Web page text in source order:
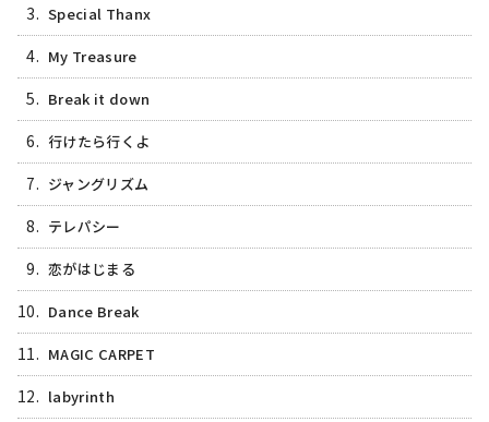
3. Special Thanx
4. My Treasure
5. Break it down
6. 行けたら行くよ
7. ジャングリズム
8. テレパシー
9. 恋がはじまる
10. Dance Break
11. MAGIC CARPET
12. labyrinth